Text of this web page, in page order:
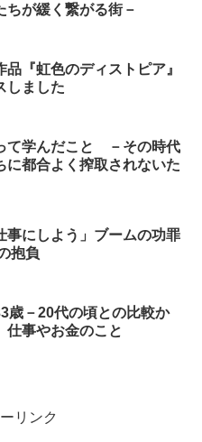
ちが緩く繋がる街－
品『虹色のディストピア』
しました
て学んだこと －その時代
に都合よく搾取されないた
事にしよう」ブームの功罪
抱負
歳－20代の頃との比較か
仕事やお金のこと
リンク